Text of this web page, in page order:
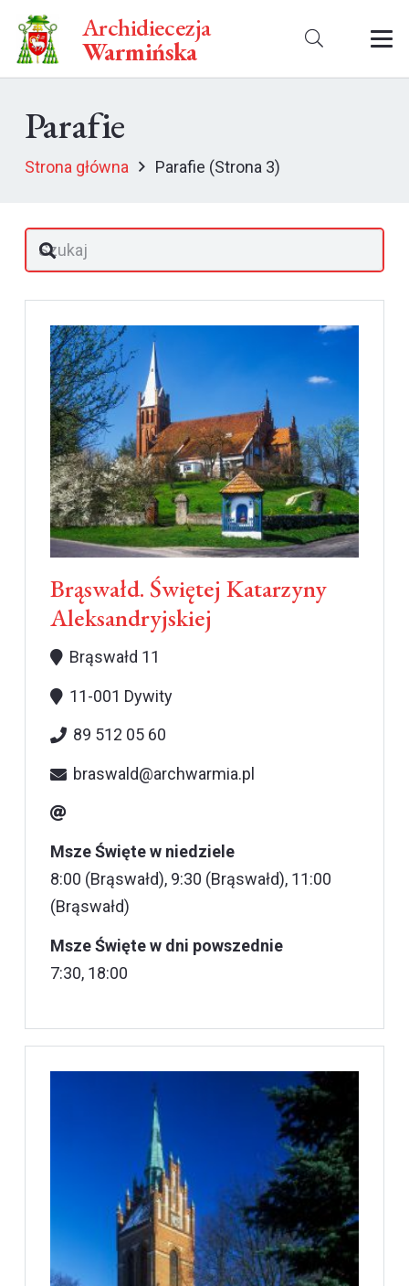
Archidiecezja
Warmińska
Parafie
Strona główna Parafie (Strona 3)
Brąswałd. Świętej Katarzyny
Aleksandryjskiej
Brąswałd 11
11-001 Dywity
89 512 05 60
braswald@archwarmia.pl
Msze Święte w niedziele
8:00 (Brąswałd), 9:30 (Brąswałd), 11:00
(Brąswałd)
Msze Święte w dni powszednie
7:30, 18:00